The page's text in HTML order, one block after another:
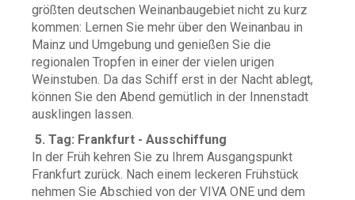
größten deutschen Weinanbaugebiet nicht zu kurz
kommen: Lernen Sie mehr über den Weinanbau in
Mainz und Umgebung und genießen Sie die
regionalen Tropfen in einer der vielen urigen
Weinstuben. Da das Schiff erst in der Nacht ablegt,
können Sie den Abend gemütlich in der Innenstadt
ausklingen lassen.
5. Tag: Frankfurt - Ausschiffung
In der Früh kehren Sie zu Ihrem Ausgangspunkt
Frankfurt zurück. Nach einem leckeren Frühstück
nehmen Sie Abschied von der VIVA ONE und dem